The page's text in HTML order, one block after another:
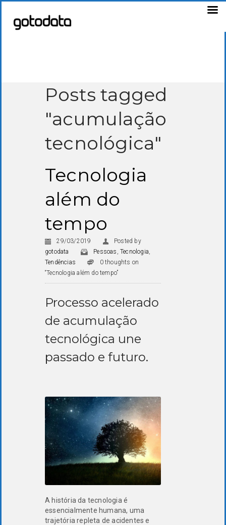
Posts tagged
"acumulação
tecnológica"
Tecnologia
além do
tempo
29/03/2019
Posted by
gotodata
Pessoas ,Tecnologia,
Tendências
0 thoughts on
“Tecnologia além do tempo”
Processo acelerado
de acumulação
tecnológica une
passado e futuro.
A história da tecnologia é
essencialmente humana, uma
trajetória repleta de acidentes e